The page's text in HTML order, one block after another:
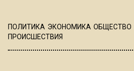
ПОЛИТИКА ЭКОНОМИКА ОБЩЕСТВО
ПРОИСШЕСТВИЯ